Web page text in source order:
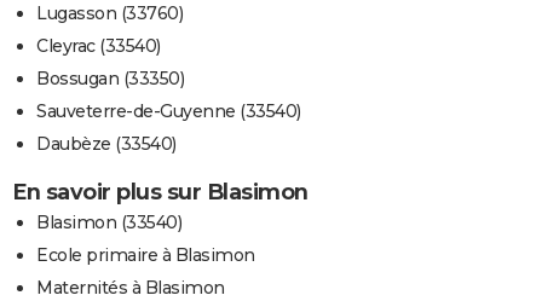
Lugasson (33760)
Cleyrac (33540)
Bossugan (33350)
Sauveterre-de-Guyenne (33540)
Daubèze (33540)
En savoir plus sur Blasimon
Blasimon (33540)
Ecole primaire à Blasimon
Maternités à Blasimon